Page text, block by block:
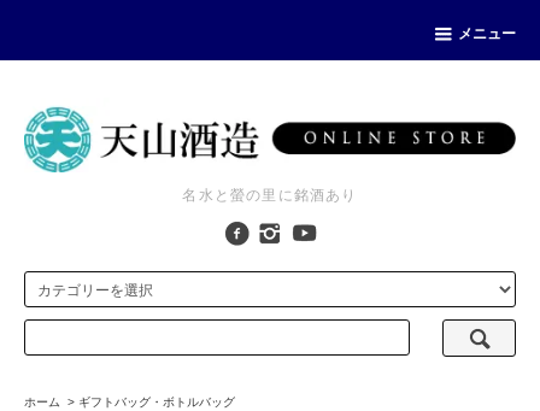
メニュー
名水と螢の里に銘酒あり
ホーム > ギフトバッグ・ボトルバッグ